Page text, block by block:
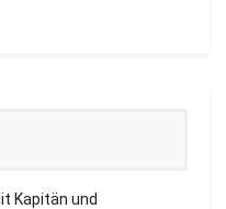
Kapitän und